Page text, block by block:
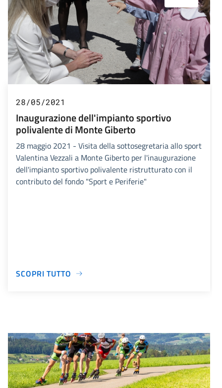
28/05/2021
Inaugurazione dell'impianto sportivo
polivalente di Monte Giberto
28 maggio 2021 - Visita della sottosegretaria allo sport
Valentina Vezzali a Monte Giberto per l'inaugurazione
dell'impianto sportivo polivalente ristrutturato con il
contributo del fondo "Sport e Periferie"
SCOPRI TUTTO